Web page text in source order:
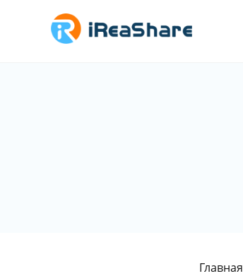
Главная